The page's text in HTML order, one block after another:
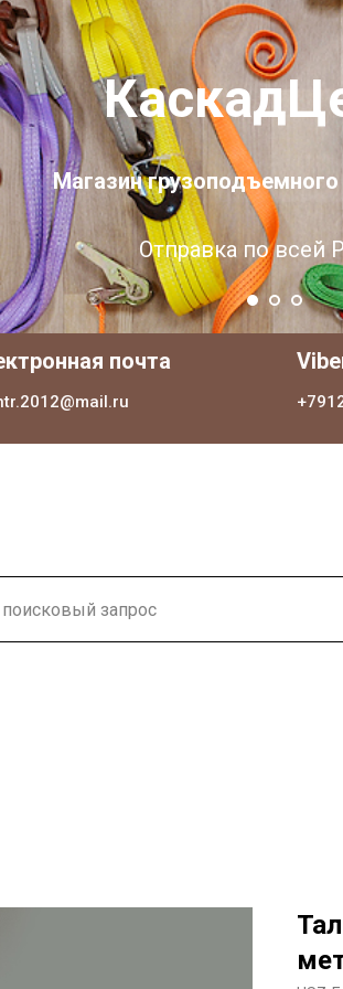
Магазин
Отправка по всей
почта